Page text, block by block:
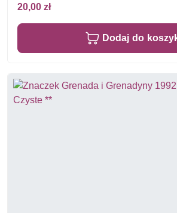
20,00 zł
Dodaj do